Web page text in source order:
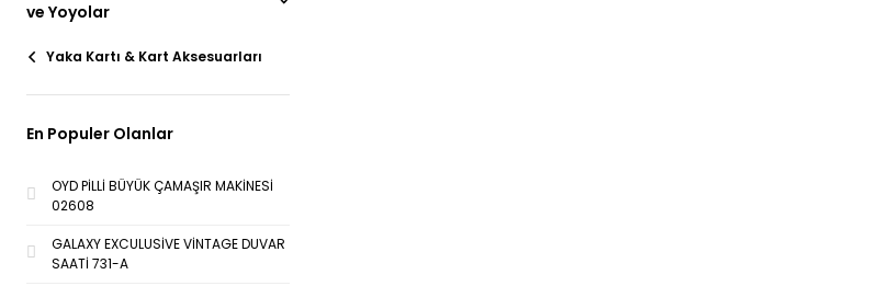
ve Yoyolar
Yaka Kartı & Kart Aksesuarları
En Populer Olanlar
OYD PİLLİ BÜYÜK ÇAMAŞIR MAKİNESİ
02608
GALAXY EXCULUSİVE VİNTAGE DUVAR
SAATİ 731-A